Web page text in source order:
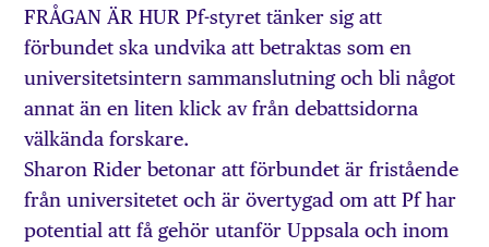
FRÅGAN ÄR HUR Pf-styret tänker sig att
förbundet ska undvika att betraktas som en
universitetsintern sammanslutning och bli något
annat än en liten klick av från debattsidorna
välkända forskare.
Sharon Rider betonar att förbundet är fristående
från universitetet och är övertygad om att Pf har
potential att få gehör utanför Uppsala och inom